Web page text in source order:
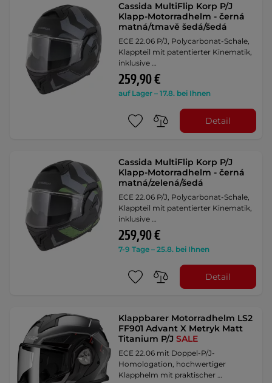
Cassida MultiFlip Korp P/J
Klapp-Motorradhelm - černá
matná/tmavě šedá/šedá
ECE 22.06 P/J, Polycarbonat-Schale,
Klappteil mit patentierter Kinematik,
inklusive …
259,90 €
auf Lager – 17.8. bei Ihnen
Detail
Cassida MultiFlip Korp P/J
Klapp-Motorradhelm - černá
matná/zelená/šedá
ECE 22.06 P/J, Polycarbonat-Schale,
Klappteil mit patentierter Kinematik,
inklusive …
259,90 €
7-9 Tage – 25.8. bei Ihnen
Detail
Klappbarer Motorradhelm LS2
FF901 Advant X Metryk Matt
Titanium P/JSALE
ECE 22.06 mit Doppel-P/J-
Homologation, hochwertiger
Klapphelm mit praktischer …